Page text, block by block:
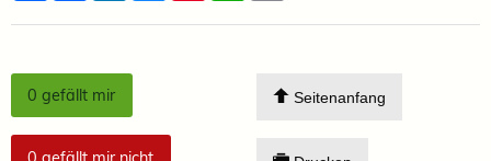
0 gefällt mir Seitenanfang